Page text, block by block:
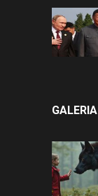
GALERIA